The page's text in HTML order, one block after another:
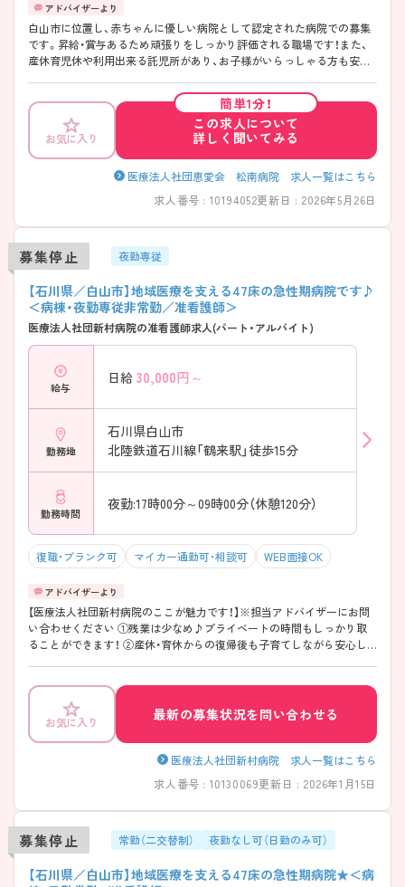
白山市に位置し、赤ちゃんに優しい病院として認定された病院での募集
です。昇給・賞与あるため頑張りをしっかり評価される職場です！また、
産休育児休や利用出来る託児所があり、お子様がいらっしゃる方も安心
しますので、お気軽にご連絡ください。
お気に入り
簡単1分！
この求人について
詳しく聞いてみる
医療法人社団恵愛会 松南病院 求人一覧はこちら
求人番号 : 10194052更新日 : 2026年5月26日
募集停止 夜勤専従
【石川県／白山市】地域医療を支える47床の急性期病院です♪
＜病棟・夜勤専従非常勤／准看護師＞
医療法人社団新村病院の准看護師求人(パート・アルバイト)
給与
日給 30,000円～
勤務地
石川県白山市
北陸鉄道石川線「鶴来駅」徒歩15分
勤務時間
夜勤:17時00分～09時00分（休憩120分）
復職・ブランク可 マイカー通勤可・相談可 WEB面接OK
【医療法人社団新村病院のここが魅力です！】※担当アドバイザーにお問
い合わせください ①残業は少なめ♪プライベートの時間もしっかり取
ることができます！ ②産休・育休からの復帰後も子育てしながら安心し
お気に入り 最新の募集状況を問い合わせる
医療法人社団新村病院 求人一覧はこちら
求人番号 : 10130069更新日 : 2026年1月15日
募集停止 常勤（二交替制） 夜勤なし可（日勤のみ可）
【石川県／白山市】地域医療を支える47床の急性期病院★＜病